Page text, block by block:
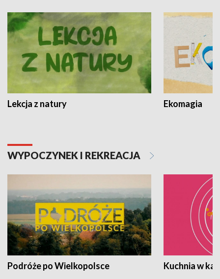
Lekcja z natury Ekomagia
WYPOCZYNEK I REKREACJA
Podróże po Wielkopolsce Kuchnia w